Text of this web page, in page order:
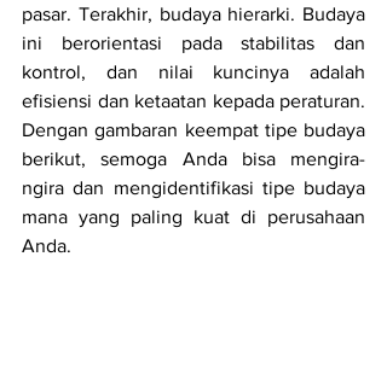
pasar. Terakhir, budaya hierarki. Budaya
ini berorientasi pada stabilitas dan
kontrol, dan nilai kuncinya adalah
efisiensi dan ketaatan kepada peraturan.
Dengan gambaran keempat tipe budaya
berikut, semoga Anda bisa mengira-
ngira dan mengidentifikasi tipe budaya
mana yang paling kuat di perusahaan
Anda.